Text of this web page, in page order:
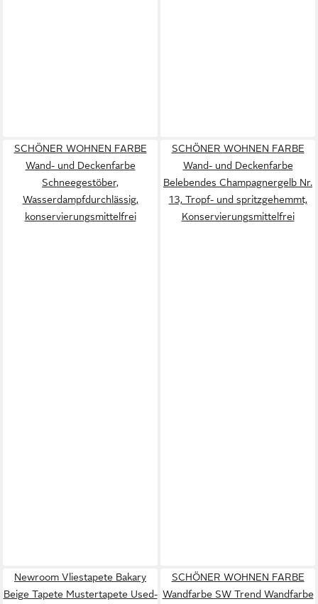
SCHÖNER WOHNEN FARBE
Wand- und Deckenfarbe
Schneegestöber,
Wasserdampfdurchlässig,
konservierungsmittelfrei
SCHÖNER WOHNEN FARBE
Wand- und Deckenfarbe
Belebendes Champagnergelb Nr.
13, Tropf- und spritzgehemmt,
Konservierungsmittelfrei
Newroom Vliestapete Bakary
Beige Tapete Mustertapete Used-
SCHÖNER WOHNEN FARBE
Wandfarbe SW Trend Wandfarbe